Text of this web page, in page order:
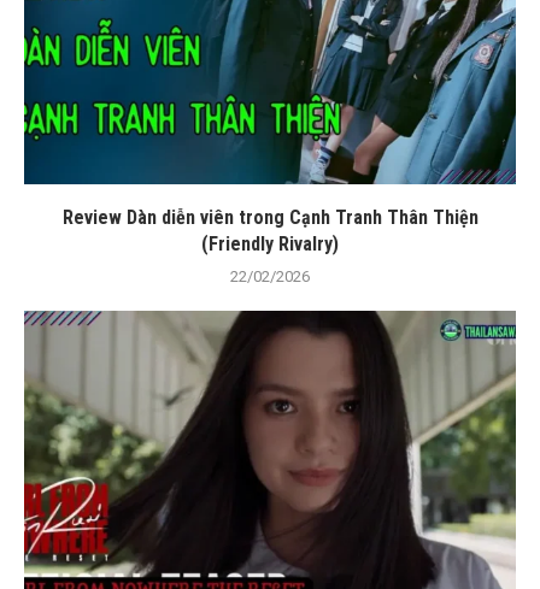
Review Dàn diễn viên trong Cạnh Tranh Thân Thiện
(Friendly Rivalry)
22/02/2026